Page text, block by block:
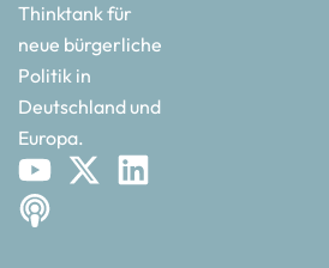
Thinktank für
neue bürgerliche
Politik in
Deutschland und
Europa.